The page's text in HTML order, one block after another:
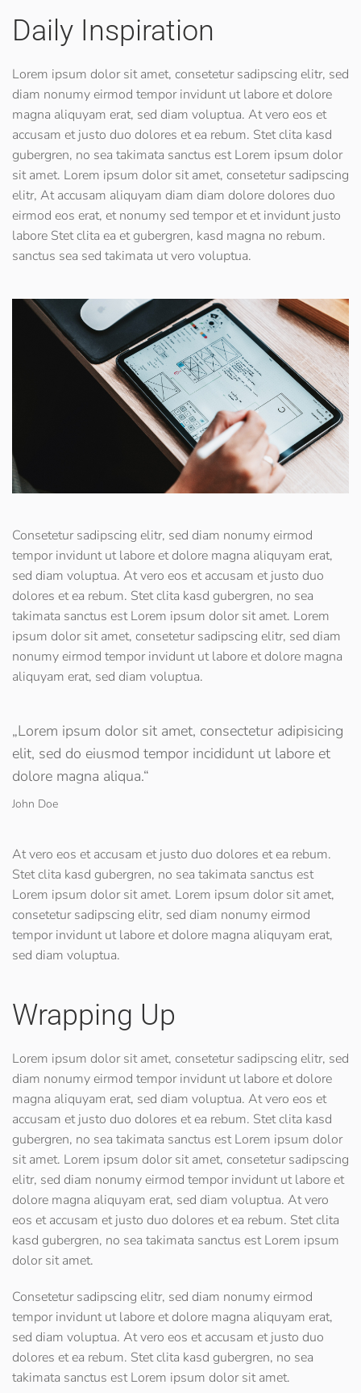
Daily Inspiration
Lorem ipsum dolor sit amet, consetetur sadipscing elitr, sed
diam nonumy eirmod tempor invidunt ut labore et dolore
magna aliquyam erat, sed diam voluptua. At vero eos et
accusam et justo duo dolores et ea rebum. Stet clita kasd
gubergren, no sea takimata sanctus est Lorem ipsum dolor
sit amet. Lorem ipsum dolor sit amet, consetetur sadipscing
elitr, At accusam aliquyam diam diam dolore dolores duo
eirmod eos erat, et nonumy sed tempor et et invidunt justo
labore Stet clita ea et gubergren, kasd magna no rebum.
sanctus sea sed takimata ut vero voluptua.
Consetetur sadipscing elitr, sed diam nonumy eirmod
tempor invidunt ut labore et dolore magna aliquyam erat,
sed diam voluptua. At vero eos et accusam et justo duo
dolores et ea rebum. Stet clita kasd gubergren, no sea
takimata sanctus est Lorem ipsum dolor sit amet. Lorem
ipsum dolor sit amet, consetetur sadipscing elitr, sed diam
nonumy eirmod tempor invidunt ut labore et dolore magna
aliquyam erat, sed diam voluptua.
„Lorem ipsum dolor sit amet, consectetur adipisicing
elit, sed do eiusmod tempor incididunt ut labore et
dolore magna aliqua.“
John Doe
At vero eos et accusam et justo duo dolores et ea rebum.
Stet clita kasd gubergren, no sea takimata sanctus est
Lorem ipsum dolor sit amet. Lorem ipsum dolor sit amet,
consetetur sadipscing elitr, sed diam nonumy eirmod
tempor invidunt ut labore et dolore magna aliquyam erat,
sed diam voluptua.
Wrapping Up
Lorem ipsum dolor sit amet, consetetur sadipscing elitr, sed
diam nonumy eirmod tempor invidunt ut labore et dolore
magna aliquyam erat, sed diam voluptua. At vero eos et
accusam et justo duo dolores et ea rebum. Stet clita kasd
gubergren, no sea takimata sanctus est Lorem ipsum dolor
sit amet. Lorem ipsum dolor sit amet, consetetur sadipscing
elitr, sed diam nonumy eirmod tempor invidunt ut labore et
dolore magna aliquyam erat, sed diam voluptua. At vero
eos et accusam et justo duo dolores et ea rebum. Stet clita
kasd gubergren, no sea takimata sanctus est Lorem ipsum
dolor sit amet.
Consetetur sadipscing elitr, sed diam nonumy eirmod
tempor invidunt ut labore et dolore magna aliquyam erat,
sed diam voluptua. At vero eos et accusam et justo duo
dolores et ea rebum. Stet clita kasd gubergren, no sea
takimata sanctus est Lorem ipsum dolor sit amet.